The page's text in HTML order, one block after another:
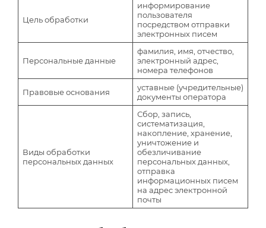
Цель обработки
информирование
пользователя
посредством отправки
электронных писем
Персональные данные
фамилия, имя, отчество,
электронный адрес,
номера телефонов
Правовые основания
уставные (учредительные)
документы оператора
Виды обработки
персональных данных
Сбор, запись,
систематизация,
накопление, хранение,
уничтожение и
обезличивание
персональных данных,
отправка
информационных писем
на адрес электронной
почты